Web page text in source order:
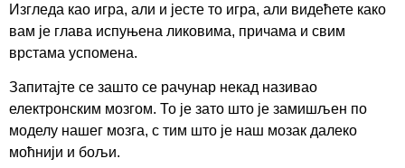
Изгледа као игра, али и јесте то игра, али видећете како
вам је глава испуњена ликовима, причама и свим
врстама успомена.
Запитајте се зашто се рачунар некад називао
електронским мозгом. То је зато што је замишљен по
моделу нашег мозга, с тим што је наш мозак далеко
моћнији и бољи.